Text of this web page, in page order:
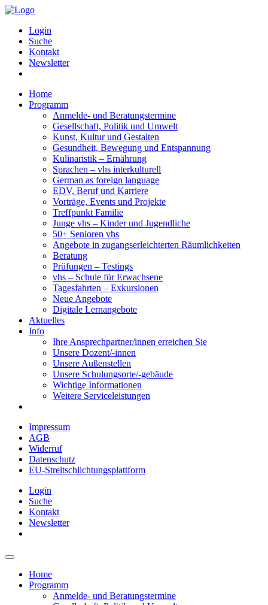
Login
Suche
Kontakt
Newsletter
Home
Programm
Anmelde- und Beratungstermine
Gesellschaft, Politik und Umwelt
Kunst, Kultur und Gestalten
Gesundheit, Bewegung und Entspannung
Kulinaristik – Ernährung
Sprachen – vhs interkulturell
German as foreign language
EDV, Beruf und Karriere
Vorträge, Events und Projekte
Treffpunkt Familie
Junge vhs – Kinder und Jugendliche
50+ Senioren vhs
Angebote in zugangserleichterten Räumlichkeiten
Beratung
Prüfungen – Testings
vhs – Schule für Erwachsene
Tagesfahrten – Exkursionen
Neue Angebote
Digitale Lernangebote
Aktuelles
Info
Ihre Ansprechpartner/innen erreichen Sie
Unsere Dozent/-innen
Unsere Außenstellen
Unsere Schulungsorte/-gebäude
Wichtige Informationen
Weitere Serviceleistungen
Impressum
AGB
Widerruf
Datenschutz
EU-Streitschlichtungsplattform
Login
Suche
Kontakt
Newsletter
Home
Programm
Anmelde- und Beratungstermine